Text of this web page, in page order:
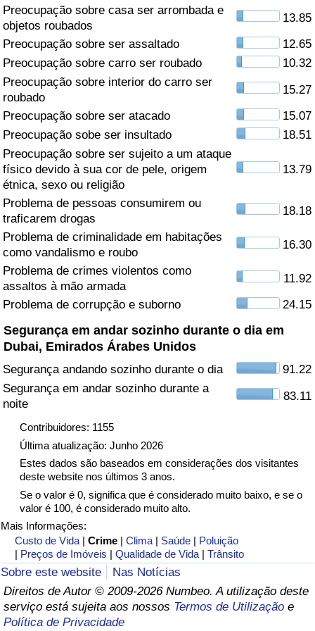
Preocupação sobre casa ser arrombada e
objetos roubados
13.85
Preocupação sobre ser assaltado
12.65
Preocupação sobre carro ser roubado
10.32
Preocupação sobre interior do carro ser
roubado
15.27
Preocupação sobre ser atacado
15.07
Preocupação sobe ser insultado
18.51
Preocupação sobre ser sujeito a um ataque
físico devido à sua cor de pele, origem
étnica, sexo ou religião
13.79
Problema de pessoas consumirem ou
traficarem drogas
18.18
Problema de criminalidade em habitações
como vandalismo e roubo
16.30
Problema de crimes violentos como
assaltos à mão armada
11.92
Problema de corrupção e suborno
24.15
Segurança em andar sozinho durante o dia em
Dubai, Emirados Árabes Unidos
Segurança andando sozinho durante o dia
91.22
Segurança em andar sozinho durante a
noite
83.11
Contribuidores: 1155
Última atualização: Junho 2026
Estes dados são baseados em considerações dos visitantes
deste website nos últimos 3 anos.
Se o valor é 0, significa que é considerado muito baixo, e se o
valor é 100, é considerado muito alto.
Mais Informações:
Custo de Vida |Crime |Clima | Saúde | Poluição
| Preços de Imóveis |Qualidade de Vida |Trânsito
Sobre este website
Nas Notícias
Direitos de Autor © 2009-2026 Numbeo. A utilização deste
serviço está sujeita aos nossos Termos de Utilização e
Política de Privacidade
Saúde
Indicador de Saúde (Atual)
Indicador de Saúde
Indicador de Saúde por País
Poluição
Indicador de Poluição (Atual)
Índice de poluição
Indicador de Poluição por País
Trânsito
Indicador de Trânsito
Indicador de Trânsito (Atual)
Indicador de Trânsito por País